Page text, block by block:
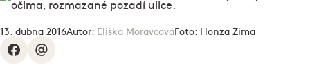
13. dubna 2016Autor: Eliška MoravcováFoto: Honza Zima